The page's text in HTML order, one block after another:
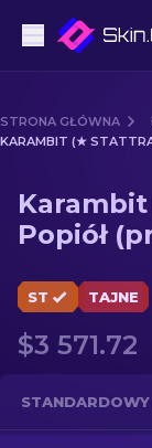
Średni
Noże
STRONA GŁÓWNA
KARAMBIT (★
Media of
Popiół
ST TAJNE
$3 571.72